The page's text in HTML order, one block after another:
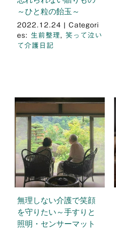
～ひと粒の飴玉～
2022.12.24
Categori
es: 生前整理 , 笑って泣い
て介護日記
無理しない介護で笑顔
を守りたい～手すりと
照明・センサーマット